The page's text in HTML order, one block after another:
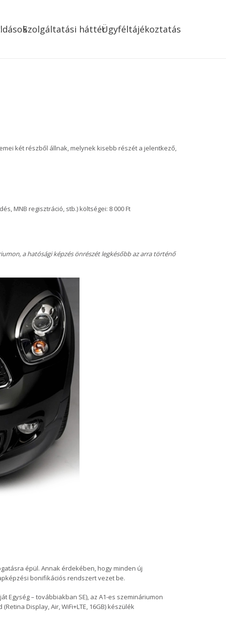
Szolgáltatási háttérÜgyféltájékoztatás
két részből állnak, melynek kisebb részét a jelentkező,
MNB regisztráció, stb.) költségei: 8 000 Ft
a hatósági képzés önrészét legkésőbb az arra történő
épül. Annak érdekében, hogy minden új
bonifikációs rendszert vezet be.
Egység – továbbiakban SE), az A1-es szemináriumon
Display, Air, WiFi+LTE, 16GB) készülék